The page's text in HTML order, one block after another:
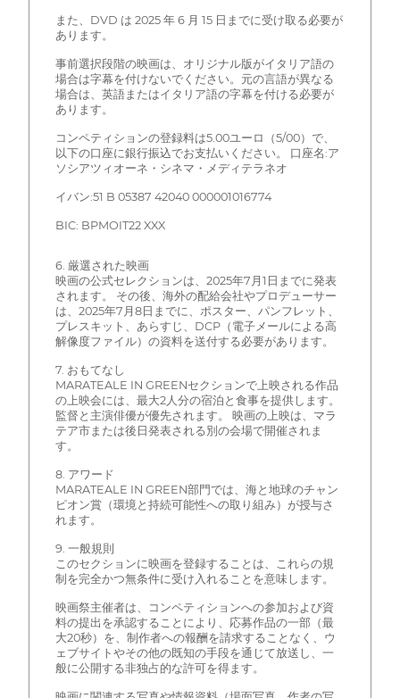
また、DVD は 2025 年 6 月 15 日までに受け取る必要が
あります。
事前選択段階の映画は、オリジナル版がイタリア語の
場合は字幕を付けないでください。元の言語が異なる
場合は、英語またはイタリア語の字幕を付ける必要が
あります。
コンペティションの登録料は5.00ユーロ（5/00）で、
以下の口座に銀行振込でお支払いください。 口座名:ア
ソシアツィオーネ・シネマ・メディテラネオ
イバン:51 B 05387 42040 000001016774
BIC: BPMOIT22 XXX
6. 厳選された映画
映画の公式セレクションは、2025年7月1日までに発表
されます。 その後、海外の配給会社やプロデューサー
は、2025年7月8日までに、ポスター、パンフレット、
プレスキット、あらすじ、DCP（電子メールによる高
解像度ファイル）の資料を送付する必要があります。
7. おもてなし
MARATEALE IN GREENセクションで上映される作品
の上映会には、最大2人分の宿泊と食事を提供します。
監督と主演俳優が優先されます。 映画の上映は、マラ
テア市または後日発表される別の会場で開催されま
す。
8. アワード
MARATEALE IN GREEN部門では、海と地球のチャン
ピオン賞（環境と持続可能性への取り組み）が授与さ
れます。
9. 一般規則
このセクションに映画を登録することは、これらの規
制を完全かつ無条件に受け入れることを意味します。
映画祭主催者は、コンペティションへの参加および資
料の提出を承認することにより、応募作品の一部（最
大20秒）を、制作者への報酬を請求することなく、ウ
ェブサイトやその他の既知の手段を通じて放送し、一
般に公開する非独占的な許可を得ます。